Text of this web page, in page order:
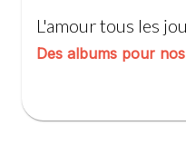
L'amour tous les
Des albums pour